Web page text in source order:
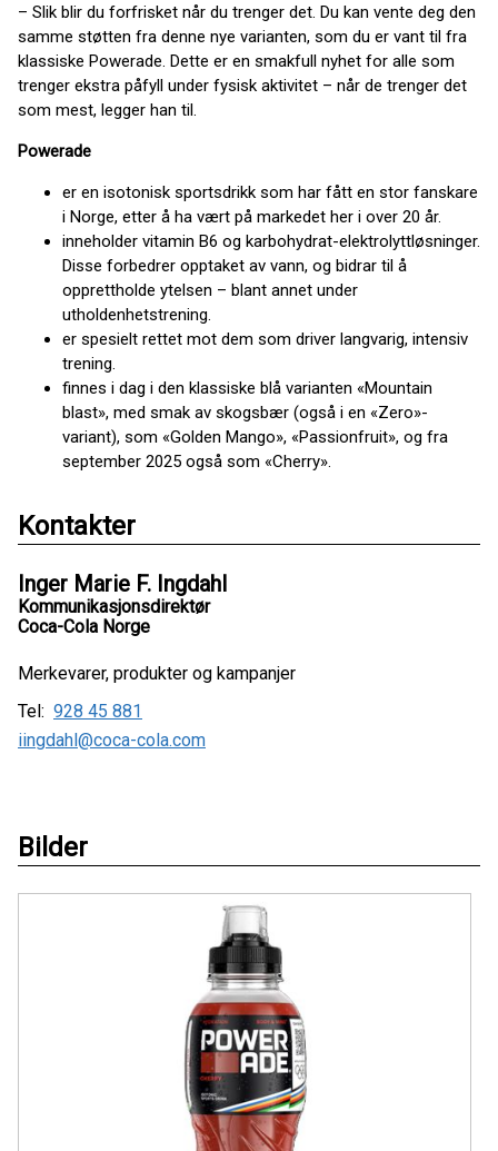
– Slik blir du forfrisket når du trenger det. Du kan vente deg den
samme støtten fra denne nye varianten, som du er vant til fra
klassiske Powerade. Dette er en smakfull nyhet for alle som
trenger ekstra påfyll under fysisk aktivitet – når de trenger det
som mest, legger han til.
Powerade
er en isotonisk sportsdrikk som har fått en stor fanskare
i Norge, etter å ha vært på markedet her i over 20 år.
inneholder vitamin B6 og karbohydrat-elektrolyttløsninger.
Disse forbedrer opptaket av vann, og bidrar til å
opprettholde ytelsen – blant annet under
utholdenhetstrening.
er spesielt rettet mot dem som driver langvarig, intensiv
trening.
finnes i dag i den klassiske blå varianten «Mountain
blast», med smak av skogsbær (også i en «Zero»-
variant), som «Golden Mango», «Passionfruit», og fra
september 2025 også som «Cherry».
Kontakter
Inger Marie F. Ingdahl
Kommunikasjonsdirektør
Coca-Cola Norge
Merkevarer, produkter og kampanjer
Tel: 928 45 881
iingdahl@coca-cola.com
Bilder